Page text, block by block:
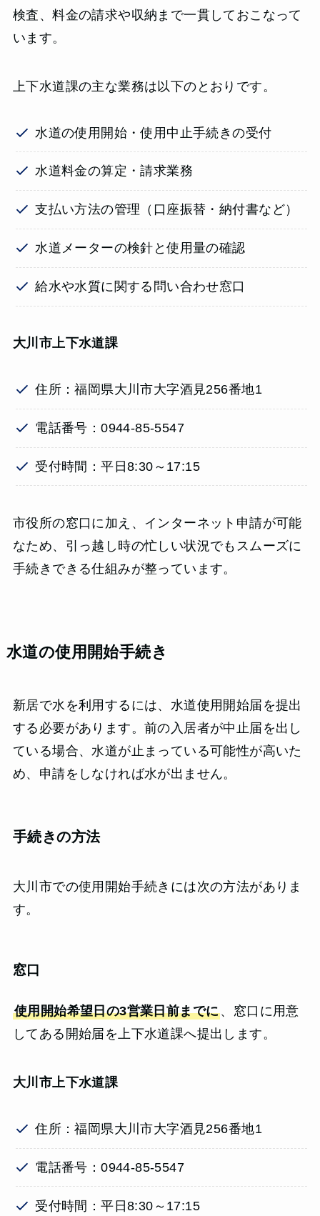
検査、料金の請求や収納まで一貫しておこなって
います。
上下水道課の主な業務は以下のとおりです。
水道の使用開始・使用中止手続きの受付
水道料金の算定・請求業務
支払い方法の管理（口座振替・納付書など）
水道メーターの検針と使用量の確認
給水や水質に関する問い合わせ窓口
大川市上下水道課
住所：福岡県大川市大字酒見256番地1
電話番号：0944-85-5547
受付時間：平日8:30～17:15
市役所の窓口に加え、インターネット申請が可能
なため、引っ越し時の忙しい状況でもスムーズに
手続きできる仕組みが整っています。
水道の使用開始手続き
新居で水を利用するには、水道使用開始届を提出
する必要があります。前の入居者が中止届を出し
ている場合、水道が止まっている可能性が高いた
め、申請をしなければ水が出ません。
手続きの方法
大川市での使用開始手続きには次の方法がありま
す。
窓口
使用開始希望日の3営業日前までに、窓口に用意
してある開始届を上下水道課へ提出します。
大川市上下水道課
住所：福岡県大川市大字酒見256番地1
電話番号：0944-85-5547
受付時間：平日8:30～17:15